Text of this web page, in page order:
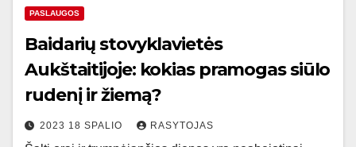
PASLAUGOS
Baidarių stovyklavietės
Aukštaitijoje: kokias pramogas siūlo
rudenį ir žiemą?
2023 18 SPALIO RASYTOJAS